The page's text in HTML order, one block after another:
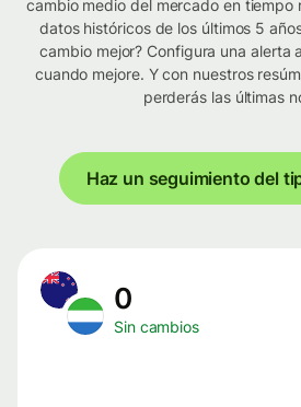
cambio medio del mercado en tiempo
datos históricos de los últimos 5
cambio mejor? Configura una alerta
cuando mejore. Y con nuestros
perderás las últimas
Haz un seguimiento del
0
Sin cambios